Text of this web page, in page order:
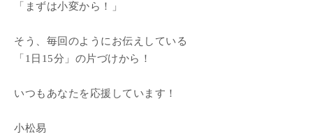
「まずは小変から！」
そう、毎回のようにお伝えしている
「1日15分」の片づけから！
いつもあなたを応援しています！
小松易